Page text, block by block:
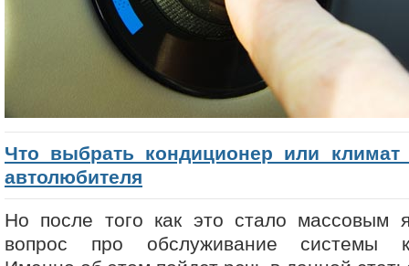
Что выбрать кондиционер или климат
автолюбителя
Но после того как это стало массовым
вопрос про обслуживание системы